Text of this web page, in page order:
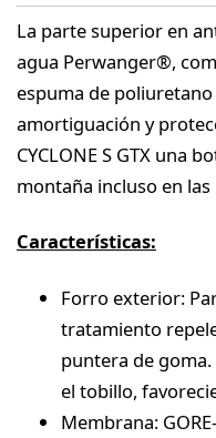
La parte superior en
agua Perwanger®,
espuma de
amortiguación y
CYCLONE S GTX una
montaña incluso en
Características:
Forro exterior:
tratamiento
puntera de
el tobillo,
Membrana: